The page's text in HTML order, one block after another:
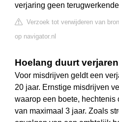
verjaring geen
Verzoek tot verwijderen van bron
op navigator.nl
Hoelang duurt
Voor misdrijven geldt een
20 jaar. Ernstige misdrijven
waarop een boete, hechtenis
van maximaal 3 jaar. Zoals